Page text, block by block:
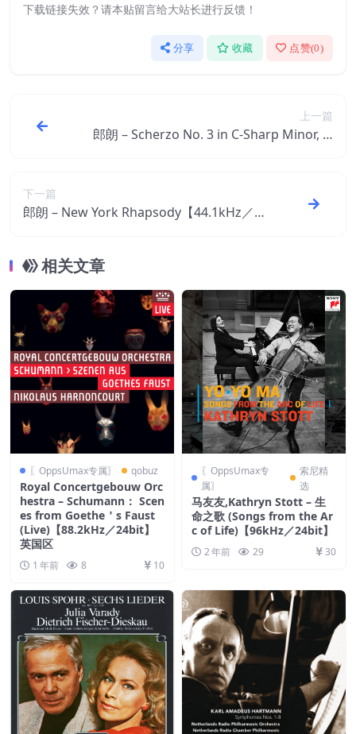
下载链接失效？请本贴留言给大站长进行反馈！
分享 收藏 点赞(0)
上一篇
郎朗 – Scherzo No. 3 in C-Sharp Minor, O
下一篇
郎朗 – New York Rhapsody【44.1kHz／24
相关文章
〖OppsUmax专属〗 qobuz
Royal Concertgebouw Orc
hestra – Schumann： Scen
es from Goethe＇s Faust
(Live)【88.2kHz／24bit】
英国区
1 年前 8 10
〖OppsUmax专
属〗
索尼精
选
马友友,Kathryn Stott – 生
命之歌 (Songs from the Ar
c of Life)【96kHz／24bit】
2 年前 29 30